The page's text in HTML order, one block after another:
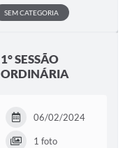
SEM CATEGORIA
1° SESSÃO
ORDINÁRIA
06/02/2024
1 foto